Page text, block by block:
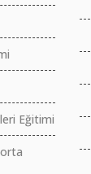
Eğitimi